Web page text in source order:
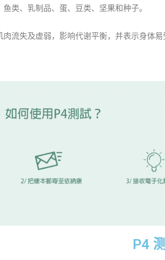
类、乳制品、蛋、豆类、坚果和种子。
流失及虚弱，影响代谢平衡，并表示身体
P4